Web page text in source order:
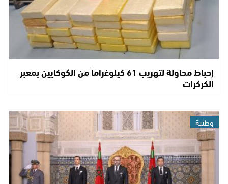
إحباط محاولة لتهريب 61 كيلوغراماً من الكوكايين بمعبر
الكركرات
وطنية